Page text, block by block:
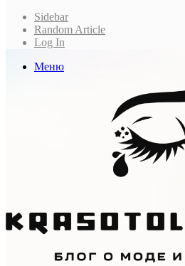
Sidebar
Random Article
Log In
Меню